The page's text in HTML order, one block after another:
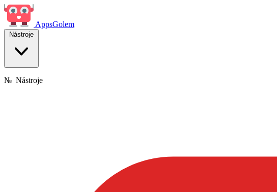
AppsGolem
Nástroje
№ Nástroje